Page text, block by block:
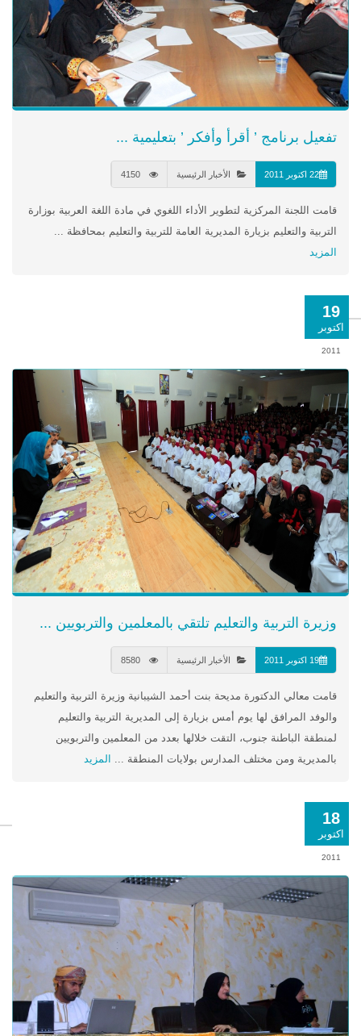
تفعيل برنامج ’ أقرأ وأفكر ’ بتعليمية ...
22 اكتوبر 2011 الأخبار الرئيسية
قامت اللجنة المركزية لتطوير الأداء اللغوي في مادة اللغة العربية بوزارة
التربية والتعليم بزيارة المديرية العامة للتربية والتعليم بمحافظة ...
المزيد
19
اكتوبر
2011
وزيرة التربية والتعليم تلتقي بالمعلمين والتربويين ...
19 اكتوبر 2011 الأخبار الرئيسية
قامت معالي الدكتورة مديحة بنت أحمد الشيبانية وزيرة التربية والتعليم
والوفد المرافق لها يوم أمس بزيارة إلى المديرية التربية والتعليم
لمنطقة الباطنة جنوب، التقت خلالها بعدد من المعلمين والتربويين
بالمديرية ومن مختلف المدارس بولايات المنطقة ... المزيد
18
اكتوبر
2011